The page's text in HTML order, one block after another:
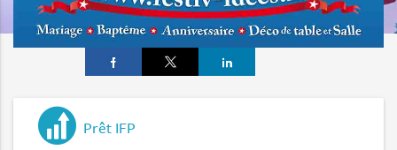
Prêt IFP